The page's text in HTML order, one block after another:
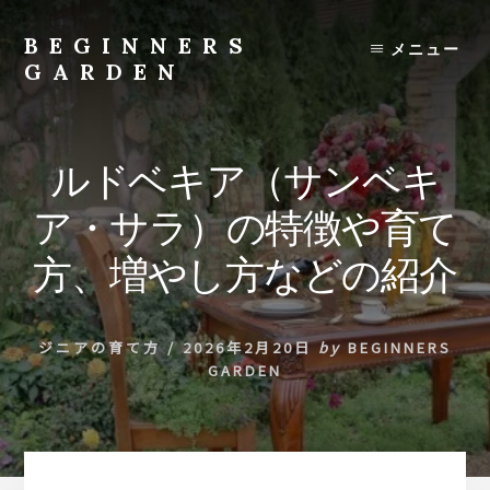
content
BEGINNERS
GARDEN
の
種
類
や
育
て
方
の
紹
介
を
行
メニュー
ルドベキア（サンベキ
ア・サラ）の特徴や育て
方、増やし方などの紹介
ジニアの育て方/ 2026年2月20日 by BEGINNERS
GARDEN